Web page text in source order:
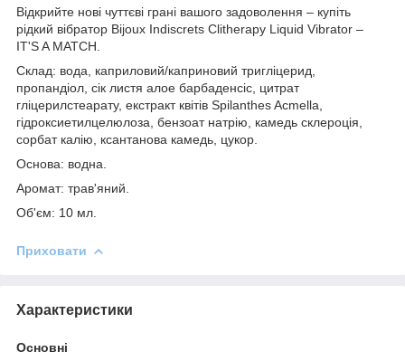
Відкрийте нові чуттєві грані вашого задоволення – купіть
рідкий вібратор Bijoux Indiscrets Clitherapy Liquid Vibrator –
IT'S A MATCH.
Склад: вода, каприловий/каприновий тригліцерид,
пропандіол, сік листя алое барбаденсіс, цитрат
гліцерилстеарату, екстракт квітів Spilanthes Acmella,
гідроксиетилцелюлоза, бензоат натрію, камедь склероція,
сорбат калію, ксантанова камедь, цукор.
Основа: водна.
Аромат: трав'яний.
Об'єм: 10 мл.
Приховати
Характеристики
Основні